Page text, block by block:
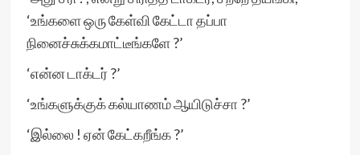
‘உங்களை ஒரு கேள்வி கேட்டா தப்பா
நினைச்சுக்கமாட்டீங்களே ?’
‘என்ன டாக்டர் ?’
‘உங்களுக்குக் கல்யாணம் ஆயிடுச்சா ?’
‘இல்லை ! ஏன் கேட்கறீங்க ?’